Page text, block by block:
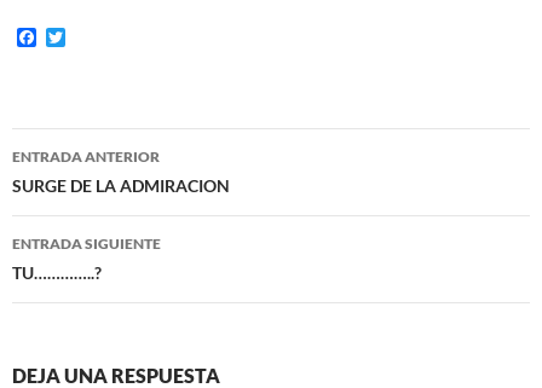
F
o
o
e
r
Navegación
de
entradas
ENTRADA ANTERIOR
SURGE DE LA ADMIRACION
ENTRADA SIGUIENTE
TU…………..?
DEJA UNA RESPUESTA